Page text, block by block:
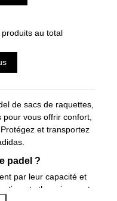
au total
desacs de raquettes,
pour vous offrir confort,
et transportez
padel ?
par leur capacité et
thermiques et